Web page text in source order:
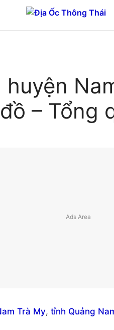
– Tổng
Trà My, tỉnh Quảng